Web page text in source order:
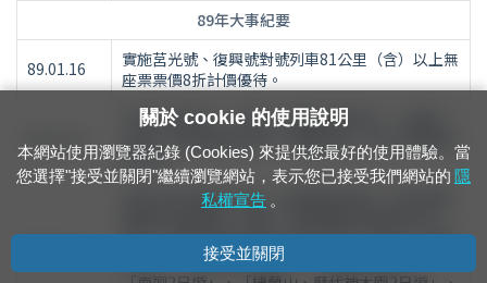
89年大事紀要
89.01.16
實施莒光號、復興號對號列車81公里（含）以上無
座票票價8折計價優待。
89.03.24
內灣線合興站（三等站）調整為簡易站，九讚頭—
合興—內灣線間合併為一閉塞區間，改以特種路牌
制行車。
為配合政府週休2日制，提倡國民旅遊，並拓展鐵
合作，自即日起至90年12月31日止，推出「花蓮2
日遊」、「阿 里山2日遊」、「環島3日遊」、
關於 cookie 的使用說明
本網站使用瀏覽器紀錄 (Cookies) 來提供您最好的使用體驗。當
您選擇"接受並關閉"繼續瀏覽網站，表示您已接受我們網站的 隱
私權宣告 。
接受並關閉